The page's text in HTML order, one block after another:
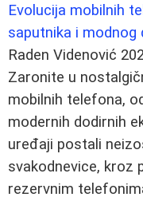
Evolucija mobilnih
saputnika i modnog
Raden Videnović
Zaronite u
mobilnih telefona,
modernih dodirnih
uređaji postali
svakodnevice, kroz
rezervnim